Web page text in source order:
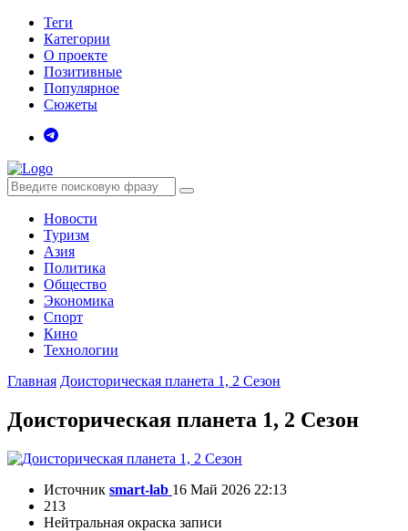
Теги
Категории
О проекте
Позитивные
Популярное
Сюжеты
Новости
Туризм
Азия
Политика
Общество
Экономика
Спорт
Кино
Технологии
Главная Доисторическая планета 1, 2 Сезон
Доисторическая планета 1, 2 Сезон
Источник smart-lab 16 Май 2026 22:13
213
Нейтральная окраска записи